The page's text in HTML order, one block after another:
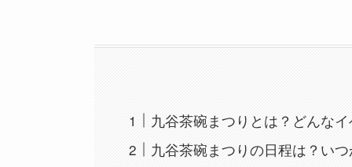
九谷茶碗まつりとは？どんなイ
九谷茶碗まつりの日程は？い